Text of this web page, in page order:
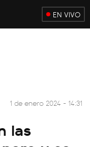
EN VIVO
1 de enero 2024 - 14:31
las